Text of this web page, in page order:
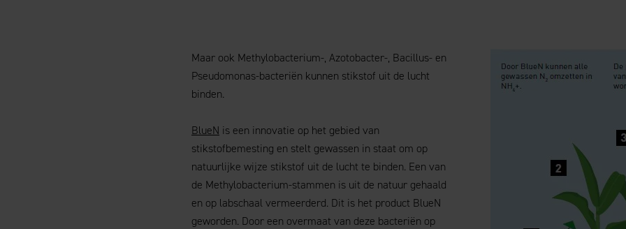
Maar ook Methylobacterium-, Azotobacter-, Bacillus- en
Pseudomonas-bacteriën kunnen stikstof uit de lucht
binden.
BlueN is een innovatie op het gebied van
stikstofbemesting en stelt gewassen in staat om op
natuurlijke wijze stikstof uit de lucht te binden. Een van
de Methylobacterium-stammen is uit de natuur gehaald
en op labschaal vermeerderd. Dit is het product BlueN
geworden. Door een overmaat van deze bacteriën op